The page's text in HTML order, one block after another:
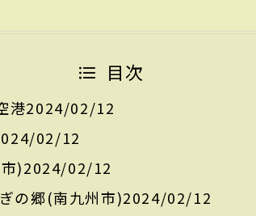
目次
港2024/02/12
02/12
)2024/02/12
の郷(南九州市)2024/02/12